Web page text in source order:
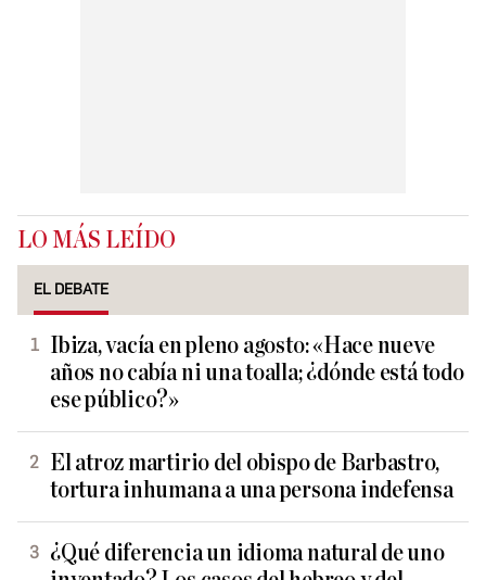
LO MÁS LEÍDO
EL DEBATE
Ibiza, vacía en pleno agosto: «Hace nueve
años no cabía ni una toalla; ¿dónde está todo
ese público?»
El atroz martirio del obispo de Barbastro,
tortura inhumana a una persona indefensa
¿Qué diferencia un idioma natural de uno